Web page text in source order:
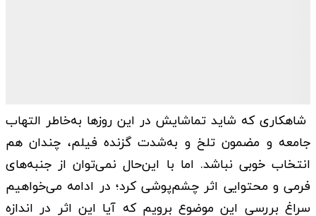
شاهکاری که شاید تماشایش در این روزها به‌‌خاطر التهاب
جامعه و مضمون تلخ و به‌‌شدت گزنده فیلم، چندان هم
انتخاب خوبی نباشد. اما با این‌‌حال نمی‌‌توان از جنبه‌‌های
فرمی و محتوایی اثر چشم‌‌پوشی کرد؛ در ادامه می‌‌خواهیم
سراغ بررسی این موضوع برویم که آیا این اثر در اندازه